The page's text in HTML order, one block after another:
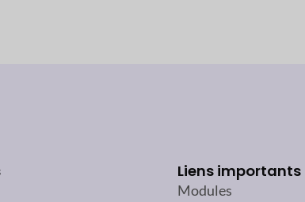
Liens importants
Modules